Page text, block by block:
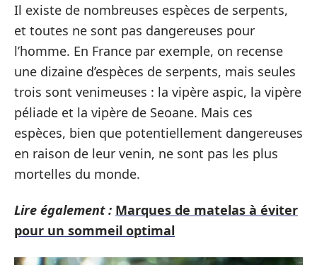
Il existe de nombreuses espèces de serpents,
et toutes ne sont pas dangereuses pour
l’homme. En France par exemple, on recense
une dizaine d’espèces de serpents, mais seules
trois sont venimeuses : la vipère aspic, la vipère
péliade et la vipère de Seoane. Mais ces
espèces, bien que potentiellement dangereuses
en raison de leur venin, ne sont pas les plus
mortelles du monde.
Lire également : Marques de matelas à éviter
pour un sommeil optimal